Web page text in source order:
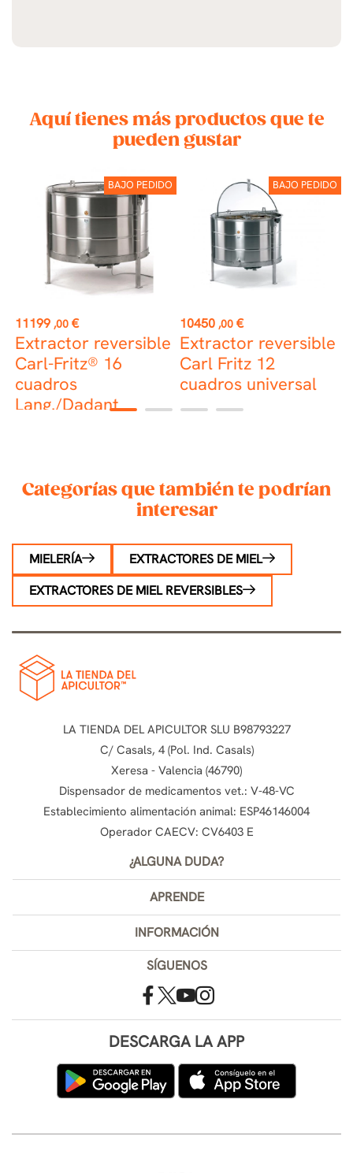
Aquí tienes más productos que te
pueden gustar
BAJO PEDIDO
Precio
11199 ,00 €
Extractor reversible
Carl-Fritz® 16
cuadros
Lang./Dadant
BAJO PEDIDO
Precio
10450 ,00 €
Extractor reversible
Carl Fritz 12
cuadros universal
1 2 3 4
Categorías que también te podrían
interesar
MIELERÍA
EXTRACTORES DE MIEL
EXTRACTORES DE MIEL REVERSIBLES
LA TIENDA DEL APICULTOR SLU B98793227
C/ Casals, 4 (Pol. Ind. Casals)
Xeresa - Valencia (46790)
Dispensador de medicamentos vet.: V-48-VC
Establecimiento alimentación animal: ESP46146004
Operador CAECV: CV6403 E
¿ALGUNA DUDA?
APRENDE
INFORMACIÓN
SÍGUENOS
DESCARGA LA APP